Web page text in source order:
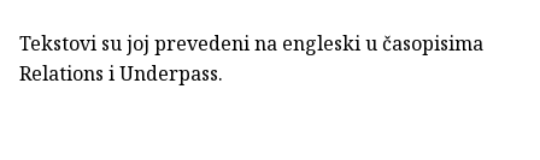
Tekstovi su joj prevedeni na engleski u časopisima
Relations i Underpass.